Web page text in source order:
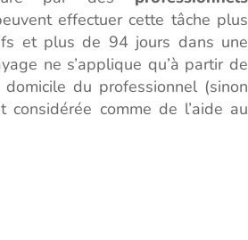
effectuer cette tâche plus
et plus de 94 jours dans une
ne s’applique qu’à partir de
du professionnel (sinon
considérée comme de l’aide au